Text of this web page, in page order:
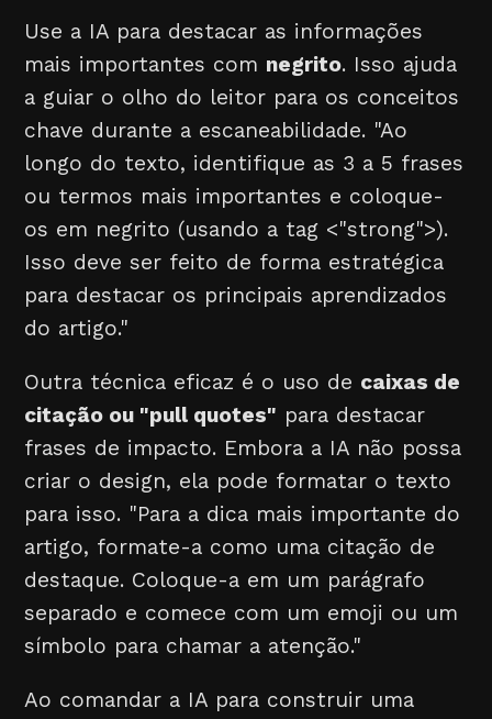
Use a IA para destacar as informações
mais importantes com negrito. Isso ajuda
a guiar o olho do leitor para os conceitos
chave durante a escaneabilidade. "Ao
longo do texto, identifique as 3 a 5 frases
ou termos mais importantes e coloque-
os em negrito (usando a tag <"strong">).
Isso deve ser feito de forma estratégica
para destacar os principais aprendizados
do artigo."
Outra técnica eficaz é o uso de caixas de
citação ou "pull quotes" para destacar
frases de impacto. Embora a IA não possa
criar o design, ela pode formatar o texto
para isso. "Para a dica mais importante do
artigo, formate-a como uma citação de
destaque. Coloque-a em um parágrafo
separado e comece com um emoji ou um
símbolo para chamar a atenção."
Ao comandar a IA para construir uma